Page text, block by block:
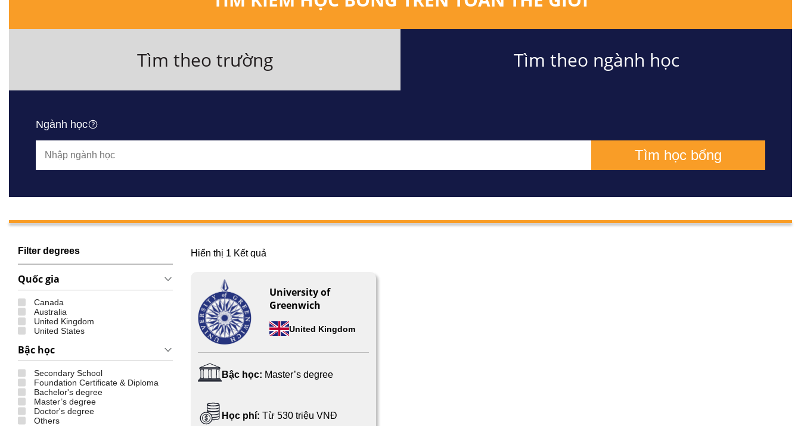
Tìm theo trường Tìm theo ngành học
Ngành học
Tìm học bổng
Filter degrees
Quốc gia
Canada
Australia
United Kingdom
United States
Bậc học
Secondary School
Foundation Certificate & Diploma
Bachelor's degree
Master’s degree
Doctor's degree
Others
Hiển thị 1 Kết quả
University of
Greenwich
United Kingdom
Bậc học: Master’s degree
Học phí: Từ 530 triệu VNĐ